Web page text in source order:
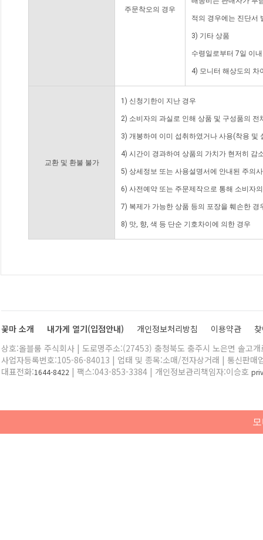
주문착오의 경우
적의 경우에는 진단서
3) 기타 상품
수령일로부터 7일 이
4) 모니터 해상도의 차
교환 및 환불 불가
1) 신청기한이 지난 경우
2) 소비자의 과실로 인해 상품 및 구성품의
3) 개봉하여 이미 섭취하였거나 사용(착용 및
4) 시간이 경과하여 상품의 가치가 현저히 감
5) 상세정보 또는 사용설명서에 안내된 주의
6) 사전예약 또는 주문제작으로 통해 소비자
7) 복제가 가능한 상품 등의 포장을 훼손한 경
8) 맛, 향, 색 등 단순 기호차이에 의한 경우
꽃마 소개 내가게 열기(입점안내) 개인정보처리방침 이용약관
상호:올블룸 주식회사 | 도로명주소:(27453) 충청북도 충주시 노은면 솔고
사업자등록번호:105-86-84013 | 업태 및 종목:소매/전자상거래 | 통신판매
대표전화:1644-8422 | 팩스:043-853-3384 | 개인정보관리책임자:이승호